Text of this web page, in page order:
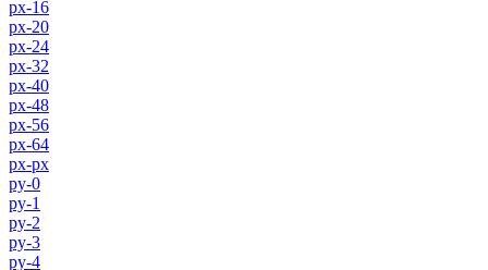
px-16
px-20
px-24
px-32
px-40
px-48
px-56
px-64
px-px
py-0
py-1
py-2
py-3
py-4